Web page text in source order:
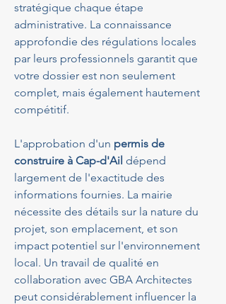
stratégique chaque étape
administrative. La connaissance
approfondie des régulations locales
par leurs professionnels garantit que
votre dossier est non seulement
complet, mais également hautement
compétitif.
L'approbation d'un permis de
construire à Cap-d'Ail dépend
largement de l'exactitude des
informations fournies. La mairie
nécessite des détails sur la nature du
projet, son emplacement, et son
impact potentiel sur l'environnement
local. Un travail de qualité en
collaboration avec GBA Architectes
peut considérablement influencer la